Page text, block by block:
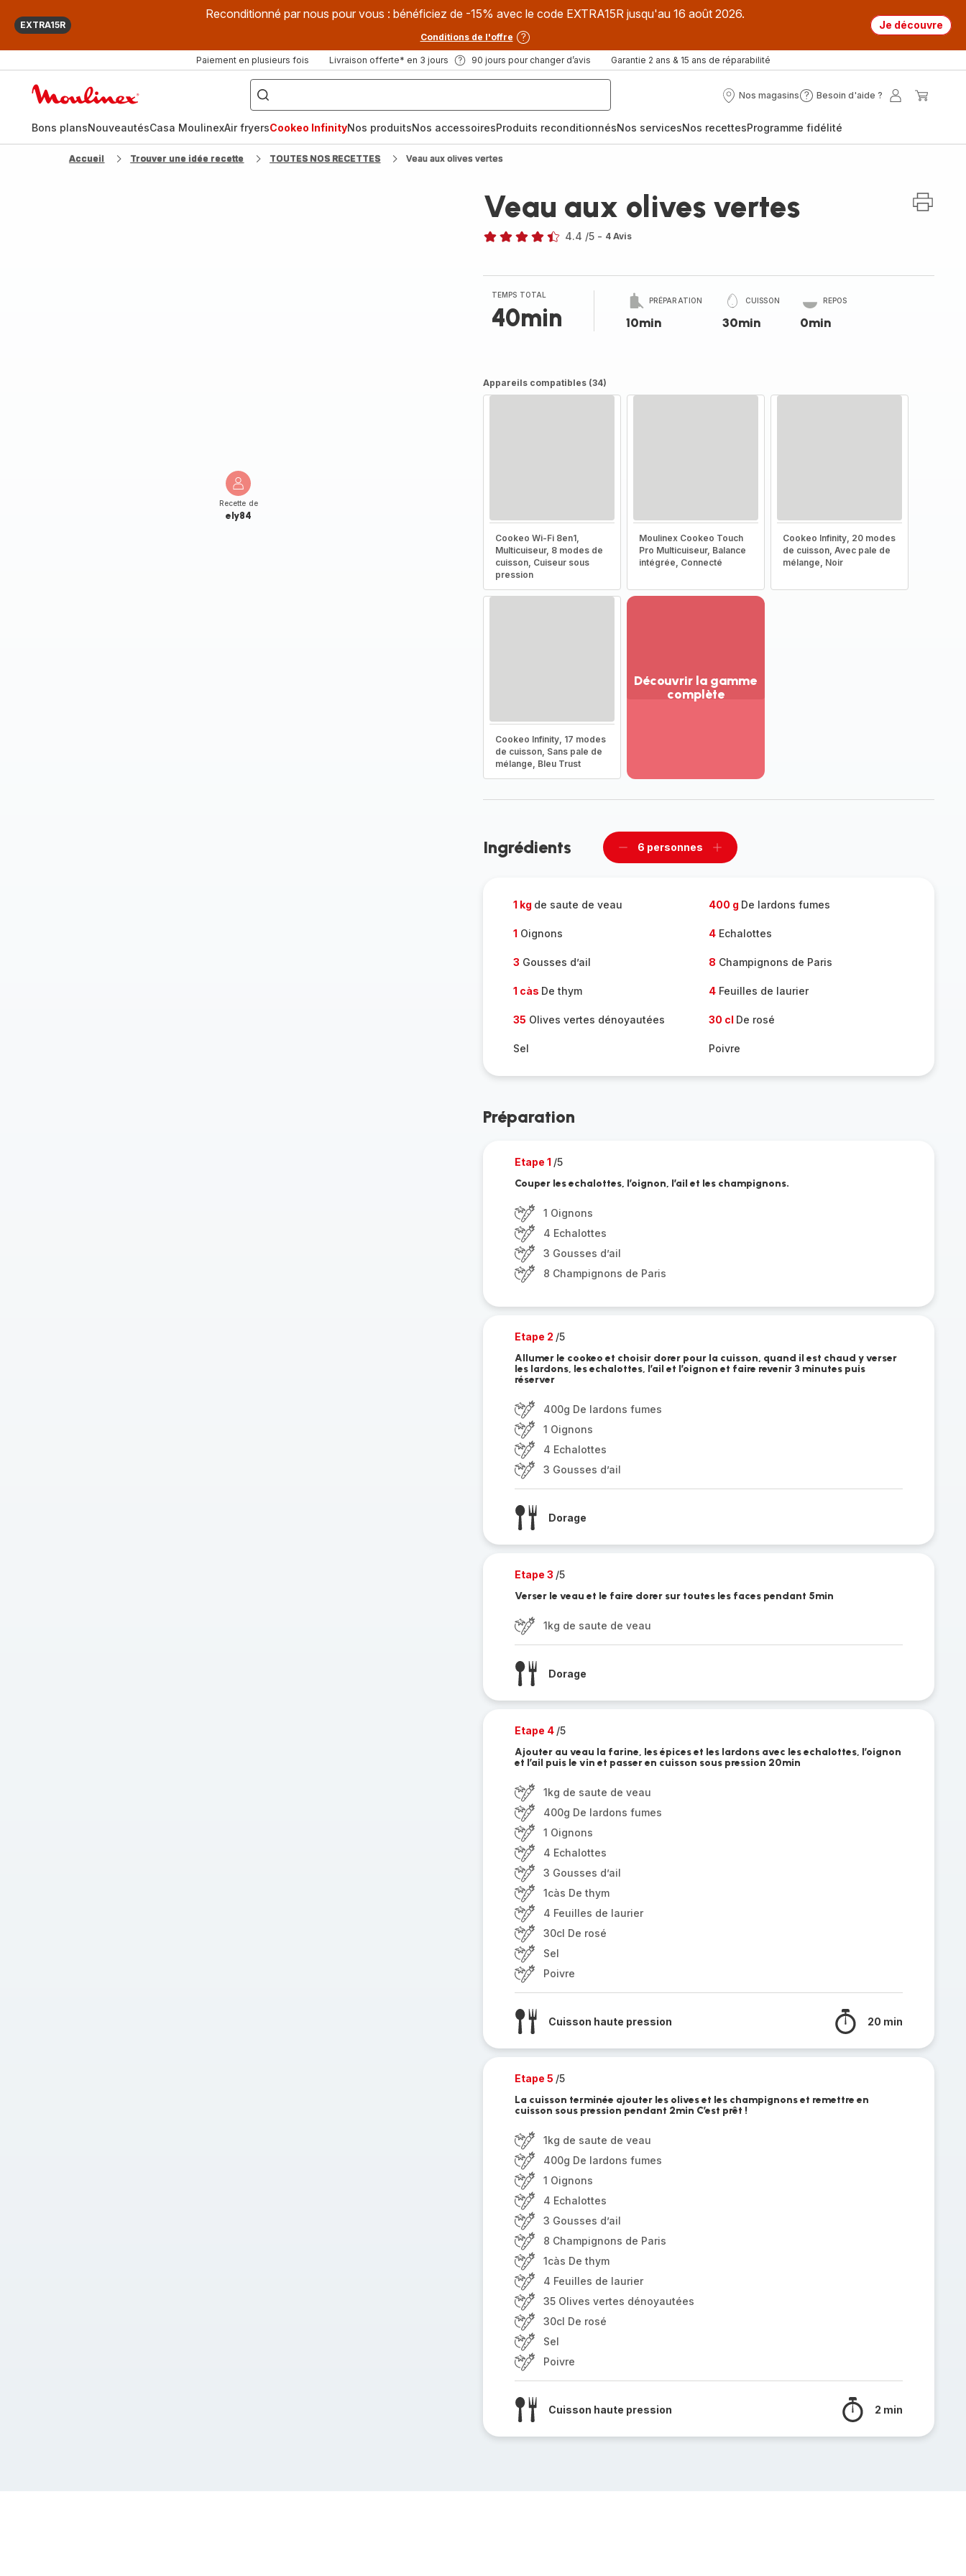
EXTRA15R
Reconditionné par nous pour vous : bénéficiez de -15% avec le code EXTRA15R jusqu'au 16 août 2026.
Conditions de l'offre
Je découvre
Paiement en plusieurs fois Livraison offerte* en 3 jours 90 jours pour changer d’avis Garantie 2 ans & 15 ans de réparabilité
["Que
recherchez-
vous
?",
fryer",
"Companion"]
Nos magasins
Nos
Besoin d'aide ?
Besoin
?
Mon
Bons plansNouveautésCasa MoulinexAir fryersCookeo InfinityNos produitsNos accessoiresProduits reconditionnésNos servicesNos recettesProgramme fidélité
Accueil Trouver une idée recette TOUTES NOS RECETTES Veau aux olives vertes
Recette de
ely84
Veau aux olives vertes
4.4 /5 - 4 Avis
TEMPS TOTAL
40min
PRÉPARATION
10min
CUISSON
30min
REPOS
0min
Appareils compatibles (34)
Cookeo Wi-Fi 8en1,
Multicuiseur, 8 modes de
cuisson, Cuiseur sous
pression
Moulinex Cookeo Touch
Pro Multicuiseur, Balance
intégrée, Connecté
Cookeo Infinity, 20 modes
de cuisson, Avec pale de
mélange, Noir
Cookeo Infinity, 17 modes
de cuisson, Sans pale de
mélange, Bleu Trust
Découvrir la gamme
complète
gamme
Ingrédients
Supprimer
6 personnes
Ajouter
1 kg de saute de veau 400 g De lardons fumes
1 Oignons 4Echalottes
3 Gousses d’ail 8 Champignons de Paris
1 càs De thym 4Feuilles de laurier
35 Olives vertes dénoyautées 30 cl De rosé
Sel Poivre
Préparation
Etape 1 /5
Couper les echalottes, l’oignon, l’ail et les champignons.
1 Oignons
4 Echalottes
3 Gousses d’ail
8 Champignons de Paris
Etape 2 /5
Allumer le cookeo et choisir dorer pour la cuisson, quand il est chaud y verser
les lardons, les echalottes, l’ail et l’oignon et faire revenir 3 minutes puis
réserver
400g De lardons fumes
1 Oignons
4 Echalottes
3 Gousses d’ail
Dorage
Etape 3 /5
Verser le veau et le faire dorer sur toutes les faces pendant 5min
1kg de saute de veau
Dorage
Etape 4 /5
Ajouter au veau la farine, les épices et les lardons avec les echalottes, l’oignon
et l’ail puis le vin et passer en cuisson sous pression 20min
1kg de saute de veau
400g De lardons fumes
1 Oignons
4 Echalottes
3 Gousses d’ail
1càs De thym
4 Feuilles de laurier
30cl De rosé
Sel
Poivre
Cuisson haute pression 20 min
Etape 5 /5
La cuisson terminée ajouter les olives et les champignons et remettre en
cuisson sous pression pendant 2min C’est prêt !
1kg de saute de veau
400g De lardons fumes
1 Oignons
4 Echalottes
3 Gousses d’ail
8 Champignons de Paris
1càs De thym
4 Feuilles de laurier
35 Olives vertes dénoyautées
30cl De rosé
Sel
Poivre
Cuisson haute pression 2 min